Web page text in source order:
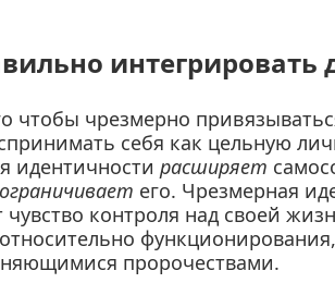
интегрировать
чтобы чрезмерно
себя как цельную
идентичности расширяет
ограничивает его. Чрезмерная
контроля над своей
пророчествами.